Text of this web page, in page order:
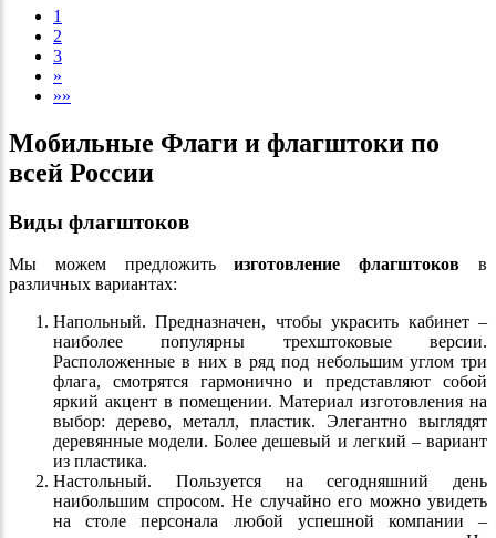
1
2
3
»
»»
Мобильные Флаги и флагштоки по
всей России
Виды флагштоков
Мы можем предложитьизготовление флагштоков в
различных вариантах:
Напольный. Предназначен, чтобы украсить кабинет –
наиболее популярны трехштоковые версии.
Расположенные в них в ряд под небольшим углом три
флага, смотрятся гармонично и представляют собой
яркий акцент в помещении. Материал изготовления на
выбор: дерево, металл, пластик. Элегантно выглядят
деревянные модели. Более дешевый и легкий – вариант
из пластика.
Настольный. Пользуется на сегодняшний день
наибольшим спросом. Не случайно его можно увидеть
на столе персонала любой успешной компании –